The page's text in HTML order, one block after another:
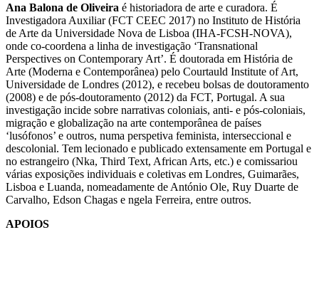
Ana Balona de Oliveira é historiadora de arte e curadora. É
Investigadora Auxiliar (FCT CEEC 2017) no Instituto de História
de Arte da Universidade Nova de Lisboa (IHA-FCSH-NOVA),
onde co-coordena a linha de investigação ‘Transnational
Perspectives on Contemporary Art’. É doutorada em História de
Arte (Moderna e Contemporânea) pelo Courtauld Institute of Art,
Universidade de Londres (2012), e recebeu bolsas de doutoramento
(2008) e de pós-doutoramento (2012) da FCT, Portugal. A sua
investigação incide sobre narrativas coloniais, anti- e pós-coloniais,
migração e globalização na arte contemporânea de países
‘lusófonos’ e outros, numa perspetiva feminista, interseccional e
descolonial. Tem lecionado e publicado extensamente em Portugal e
no estrangeiro (Nka, Third Text, African Arts, etc.) e comissariou
várias exposições individuais e coletivas em Londres, Guimarães,
Lisboa e Luanda, nomeadamente de António Ole, Ruy Duarte de
Carvalho, Edson Chagas e ngela Ferreira, entre outros.
APOIOS